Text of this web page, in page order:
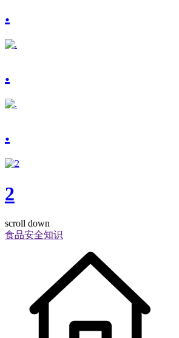
.
.
.
2
scroll down
食品安全知识